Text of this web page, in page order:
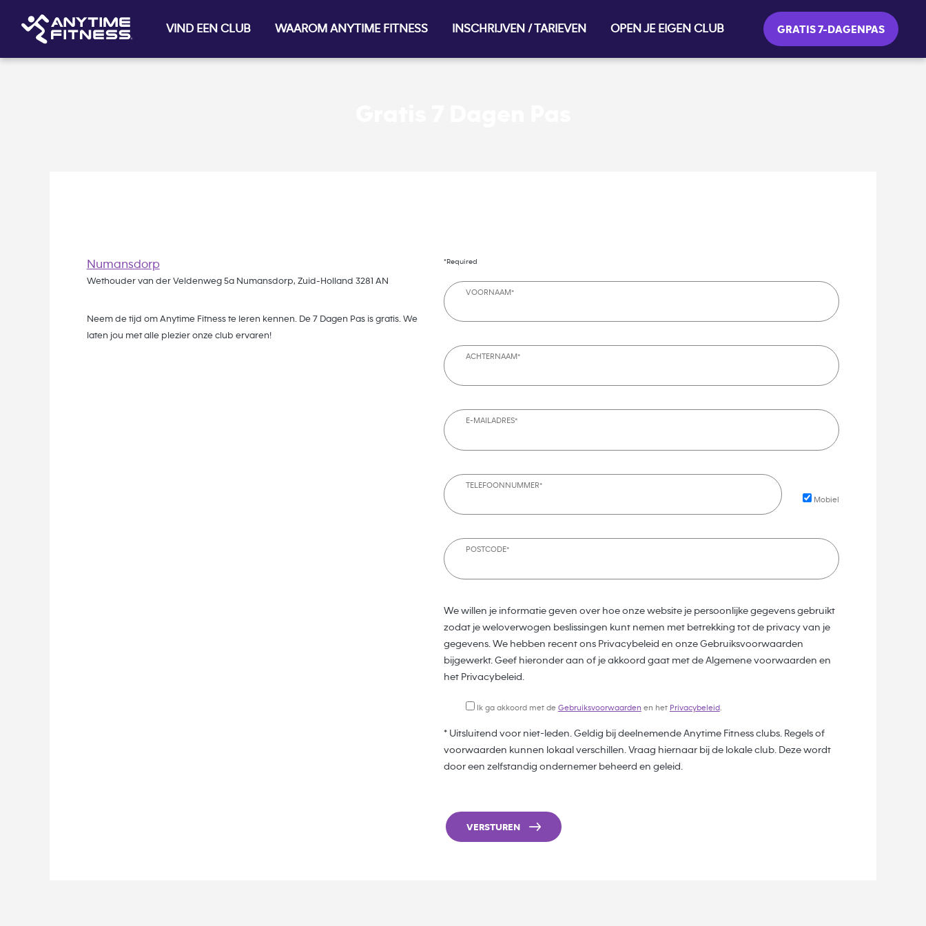
VIND EEN CLUB WAAROM ANYTIME FITNESS INSCHRIJVEN / TARIEVEN OPEN JE EIGEN CLUB GRATIS 7-DAGENPAS
Numansdorp
Wethouder van der Veldenweg 5a Numansdorp, Zuid-Holland 3281 AN
Neem de tijd om Anytime Fitness te leren kennen. De 7 Dagen Pas is gratis. We
laten jou met alle plezier onze club ervaren!
*Required
VOORNAAM*
ACHTERNAAM*
E-MAILADRES*
TELEFOONNUMMER*
Mobiel
POSTCODE*
We willen je informatie geven over hoe onze website je persoonlijke gegevens gebruikt
zodat je weloverwogen beslissingen kunt nemen met betrekking tot de privacy van je
gegevens. We hebben recent ons Privacybeleid en onze Gebruiksvoorwaarden
bijgewerkt. Geef hieronder aan of je akkoord gaat met de Algemene voorwaarden en
het Privacybeleid.
Ik ga akkoord met de Gebruiksvoorwaarden en het Privacybeleid.
* Uitsluitend voor niet-leden. Geldig bij deelnemende Anytime Fitness clubs. Regels of
voorwaarden kunnen lokaal verschillen. Vraag hiernaar bij de lokale club. Deze wordt
door een zelfstandig ondernemer beheerd en geleid.
VERSTUREN